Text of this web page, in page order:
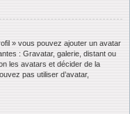
» vous pouvez ajouter un avatar
: Gravatar, galerie, distant ou
les avatars et décider de la
pas utiliser d’avatar,